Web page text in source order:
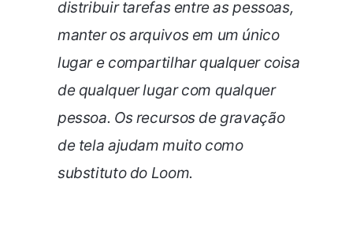
distribuir tarefas entre as pessoas,
manter os arquivos em um único
lugar e compartilhar qualquer coisa
de qualquer lugar com qualquer
pessoa. Os recursos de gravação
de tela ajudam muito como
substituto do Loom.